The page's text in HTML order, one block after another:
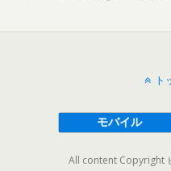
ト
モバイル
All content Copyright